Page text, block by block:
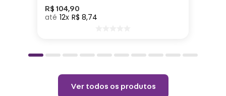
Cuidados e recomendações de uso:
Não exceder peso máximo suportado.
Não alvejar.
R$ 104,90
12 R$ 8,74
Ver todos os produtos